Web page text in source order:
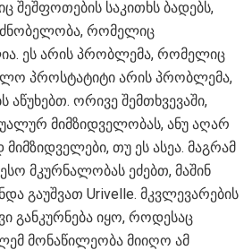
საკითხს ბადებს,
რომელიც
ეს არის პრობლემა, რომელიც
პროსტატიტი არის პრობლემა,
აწუხებთ. ორივე შემთხვევაში,
მიმზიდველობას, ანუ აღარ
თუ ეს ასეა. მაგრამ
მკურნალობას ეძებთ, მაშინ
გაუშვათ Urivelle. მკვლევარების
განკურნება იყო, როდესაც
მონაწილეობა მიიღო ამ